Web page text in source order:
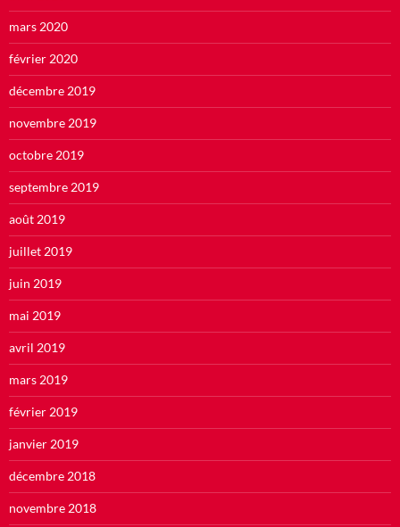
mars 2020
février 2020
décembre 2019
novembre 2019
octobre 2019
septembre 2019
août 2019
juillet 2019
juin 2019
mai 2019
avril 2019
mars 2019
février 2019
janvier 2019
décembre 2018
novembre 2018